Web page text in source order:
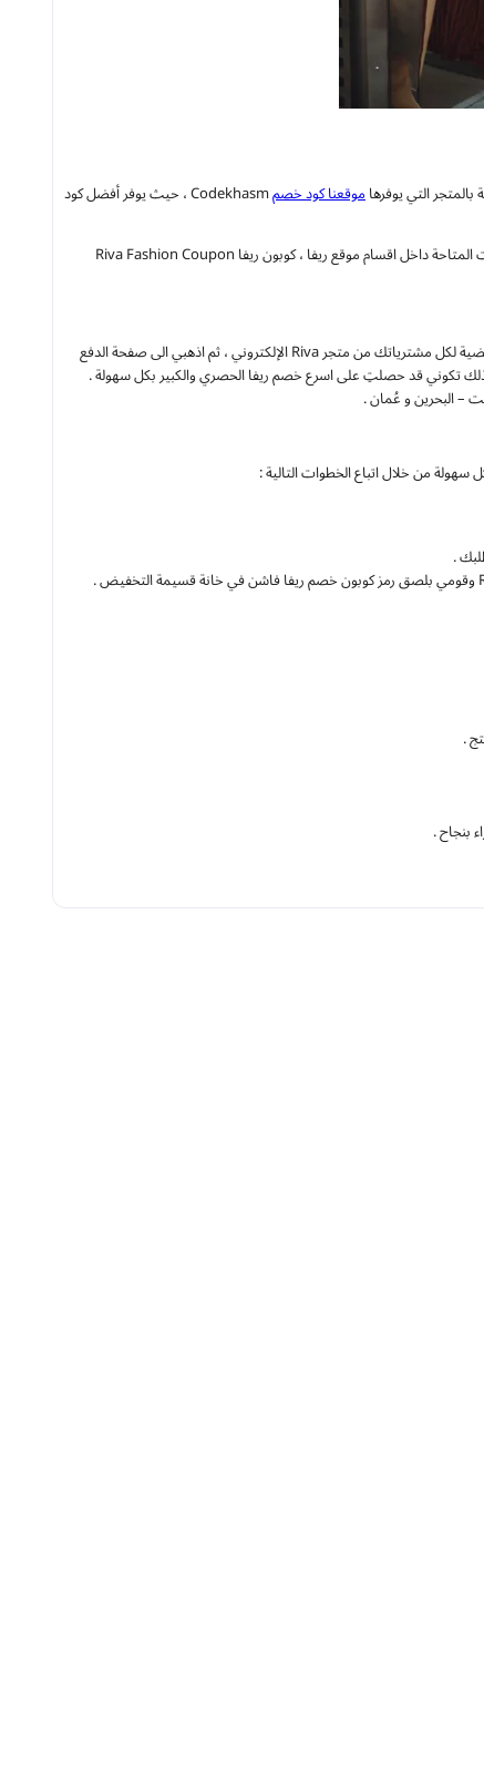
التي يوفرهاموقعنا كود خصم Codekhasm ، حيث يوفر أفضل كود
كما يمكنك تفعيل كوبون خصم ريفا للحصول على خصومات نهاية الموسم التي تصل إلى 50% لكل المنتجات المتاحة داخل اقسام موقع ريفا ، كوبون ريفا Riva Fashion Coupon
) المتاح على موقعنا codekhasm لتحصلي على أكبر الصفقات التخفيضية لكل مشترياتك من متجر Riva الإلكتروني ، ثم اذهبي الى صفحة الدفع
تكوني قد حصلتِ على اسرع خصم ريفا الحصري والكبير بكل سهولة .
– البحرين و عُمان .
.
.
بنجاح .